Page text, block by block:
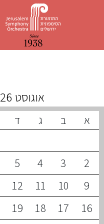
אוגוסט 2026
א ב ג ד
2
3
4
5
9
10
11
12
16
17
18
19